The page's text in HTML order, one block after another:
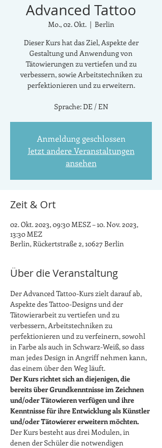
Advanced Tattoo
Mo., 02. Okt.
  |
Berlin
Dieser Kurs hat das Ziel, Aspekte der
Gestaltung und Anwendung von
Tätowierungen zu vertiefen und zu
verbessern, sowie Arbeitstechniken zu
perfektionieren und zu erweitern.
Sprache: DE / EN
Anmeldung geschlossen
Jetzt andere Veranstaltungen
ansehen
Zeit & Ort
02. Okt. 2023, 09:30 MESZ – 10. Nov. 2023,
13:30 MEZ
Berlin, Rückertstraße 2, 10627 Berlin
Über die Veranstaltung
Der Advanced Tattoo-Kurs zielt darauf ab,
Aspekte des Tattoo-Designs und der
Tätowierarbeit zu vertiefen und zu
verbessern, Arbeitstechniken zu
perfektionieren und zu verfeinern, sowohl
in Farbe als auch in Schwarz-Weiß, so dass
man jedes Design in Angriff nehmen kann,
das einem über den Weg läuft.
Der Kurs richtet sich an diejenigen, die
bereits über Grundkenntnisse im Zeichnen
und/oder Tätowieren verfügen und ihre
Kenntnisse für ihre Entwicklung als Künstler
und/oder Tätowierer erweitern möchten.
Der Kurs besteht aus drei Modulen, in
denen der Schüler die notwendigen